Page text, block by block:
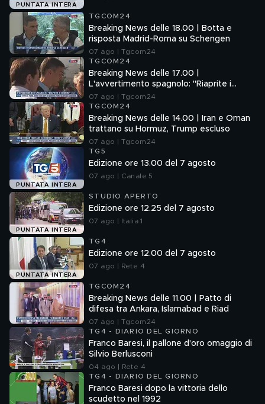
PUNTATA INTERA
TGCOM24
Breaking News delle 18.00 | Botta e
risposta Madrid-Roma su Schengen
07 ago | Tgcom24
TGCOM24
Breaking News delle 17.00 |
L'avvertimento spagnolo: "Riaprite i
confini"
07 ago | Tgcom24
TGCOM24
Breaking News delle 14.00 | Iran e Oman
trattano su Hormuz, Trump escluso
07 ago | Tgcom24
PUNTATA INTERA
TG5
Edizione ore 13.00 del 7 agosto
07 ago | Canale 5
PUNTATA INTERA
STUDIO APERTO
Edizione ore 12.25 del 7 agosto
07 ago | Italia 1
PUNTATA INTERA
TG4
Edizione ore 12.00 del 7 agosto
07 ago | Rete 4
TGCOM24
Breaking News delle 11.00 | Patto di
difesa tra Ankara, Islamabad e Riad
07 ago | Tgcom24
TG4 - DIARIO DEL GIORNO
Franco Baresi, il pallone d'oro omaggio di
Silvio Berlusconi
04 ago | Rete 4
TG4 - DIARIO DEL GIORNO
Franco Baresi dopo la vittoria dello
scudetto nel 1992